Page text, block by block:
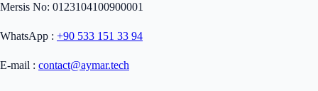
Mersis No: 0123104100900001
WhatsApp : +90 533 151 33 94
E-mail : contact@aymar.tech